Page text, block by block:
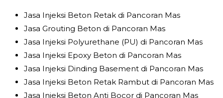
Jasa Injeksi Beton Retak di Pancoran Mas
Jasa Grouting Beton di Pancoran Mas
Jasa Injeksi Polyurethane (PU) di Pancoran Mas
Jasa Injeksi Epoxy Beton di Pancoran Mas
Jasa Injeksi Dinding Basement di Pancoran Mas
Jasa Injeksi Beton Retak Rambut di Pancoran Mas
Jasa Injeksi Beton Anti Bocor di Pancoran Mas